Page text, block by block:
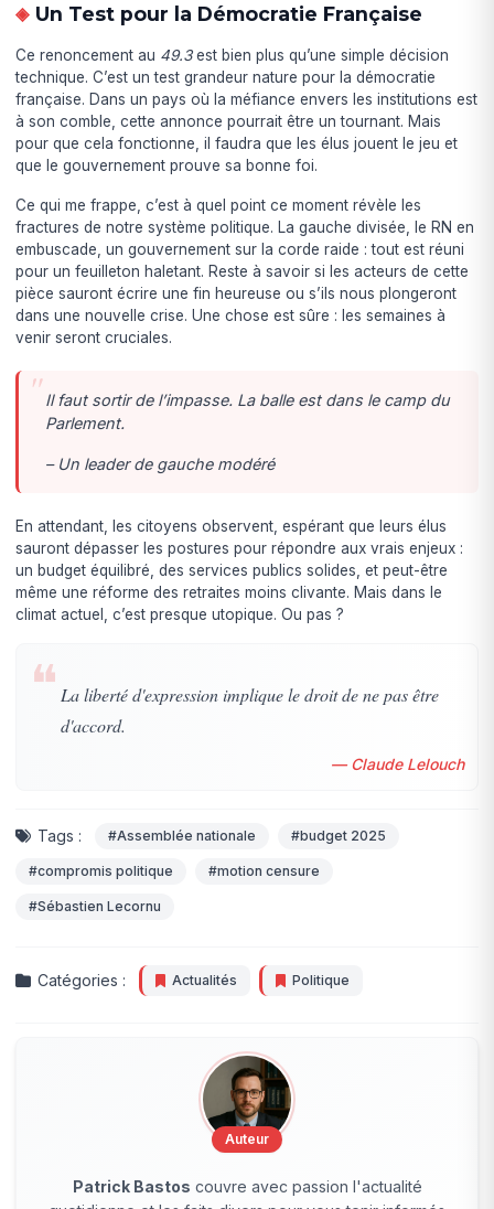
Un Test pour la Démocratie Française
Ce renoncement au 49.3est bien plus qu’une simple décision
technique. C’est un test grandeur nature pour la démocratie
française. Dans un pays où la méfiance envers les institutions est
à son comble, cette annonce pourrait être un tournant. Mais
pour que cela fonctionne, il faudra que les élus jouent le jeu et
que le gouvernement prouve sa bonne foi.
Ce qui me frappe, c’est à quel point ce moment révèle les
fractures de notre système politique. La gauche divisée, le RN en
embuscade, un gouvernement sur la corde raide : tout est réuni
pour un feuilleton haletant. Reste à savoir si les acteurs de cette
pièce sauront écrire une fin heureuse ou s’ils nous plongeront
dans une nouvelle crise. Une chose est sûre : les semaines à
venir seront cruciales.
Il faut sortir de l’impasse. La balle est dans le camp du
Parlement.
– Un leader de gauche modéré
En attendant, les citoyens observent, espérant que leurs élus
sauront dépasser les postures pour répondre aux vrais enjeux :
un budget équilibré, des services publics solides, et peut-être
même une réforme des retraites moins clivante. Mais dans le
climat actuel, c’est presque utopique. Ou pas ?
❝ La liberté d'expression implique le droit de ne pas être
d'accord.
— Claude Lelouch
Tags : #Assemblée nationale #budget 2025
#compromis politique #motion censure
#Sébastien Lecornu
Catégories : Actualités Politique
Auteur
Patrick Bastos couvre avec passion l'actualité